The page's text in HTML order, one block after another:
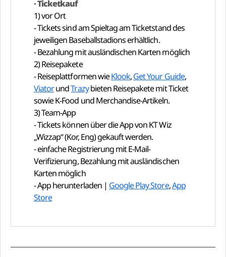
· Ticketkauf
1) vor Ort
- Tickets sind am Spieltag am Ticketstand des
jeweiligen Baseballstadions erhältlich.
- Bezahlung mit ausländischen Karten möglich
2) Reisepakete
- Reiseplattformen wieKlook,Get Your Guide,
ViatorundTrazybieten Reisepakete mit Ticket
sowie K-Food und Merchandise-Artikeln.
3) Team-App
- Tickets können über die App von KT Wiz
„Wizzap“ (Kor, Eng) gekauft werden.
- einfache Registrierung mit E-Mail-
Verifizierung, Bezahlung mit ausländischen
Karten möglich
- App herunterladen | Google Play Store,App
Store